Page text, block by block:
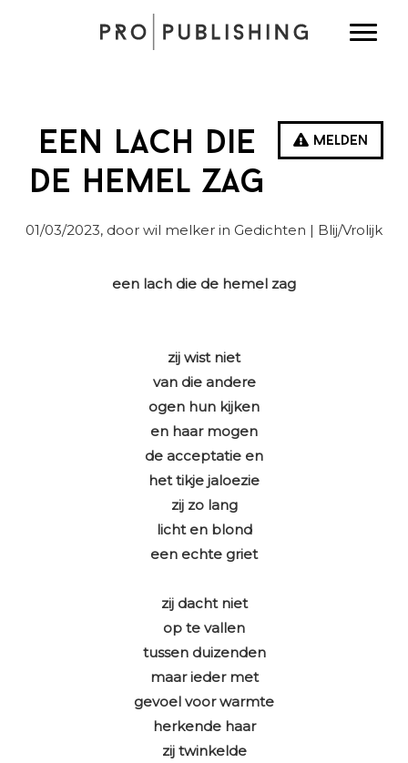
Melden
Een lach die
de hemel zag
01/03/2023, door wil melker in Gedichten | Blij/Vrolijk
een lach die de hemel zag
zij wist niet
van die andere
ogen hun kijken
en haar mogen
de acceptatie en
het tikje jaloezie
zij zo lang
licht en blond
een echte griet
zij dacht niet
op te vallen
tussen duizenden
maar ieder met
gevoel voor warmte
herkende haar
zij twinkelde